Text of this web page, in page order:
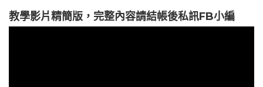
教學影片精簡版，完整內容請結帳後私訊FB小編